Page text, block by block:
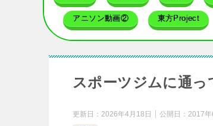
アニソン動画② 東方Project
スポーツジムに通
更新日： 2026年4月18日 公開日： 2017